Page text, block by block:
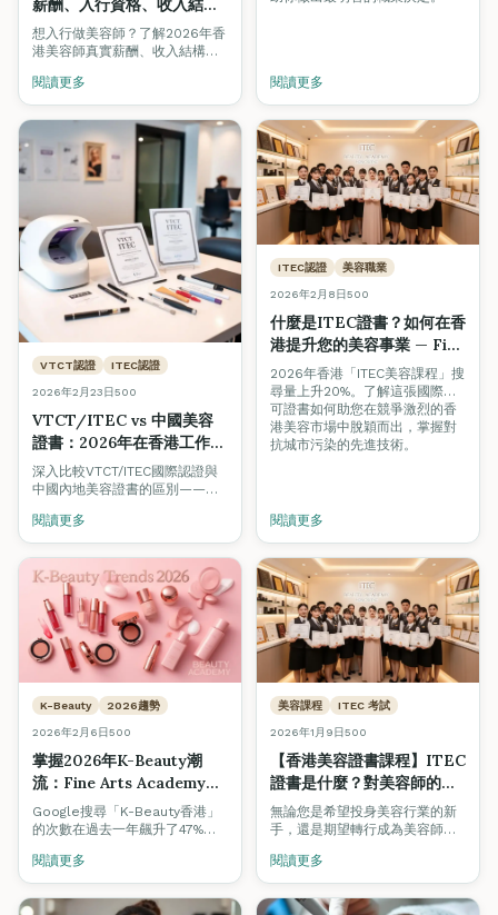
薪酬、入行資格、收入結構
全面拆解（2026求職指南）
想入行做美容師？了解2026年香
港美容師真實薪酬、收入結構
格、晉升路線及行業前景，助應
屆畢業生及轉行者做出明智決
定。
閱讀更多 閱讀更多
VTCT認證 ITEC認證
2026年2月23日500
VTCT/ITEC vs 中國美容
證書：2026年在香港工作哪
個更好？
深入比較VTCT/ITEC國際認證與
中國內地美容證書的區別——涵
及香港雇主偏好。了解為什麼越
來越多內地美容專業人士選擇在
觀塘Fine Arts Academy取得國
際資格。
閱讀更多
ITEC認證 美容職業
2026年2月8日500
什麼是ITEC證書？如何在香
港提升您的美容事業 — Fine
Arts Academy專業解讀
2026年香港「ITEC美容課程」搜
尋量上升20%。了解這張國際認
可證書如何助您在競爭激烈的香
港美容市場中脫穎而出，掌握對
抗城市污染的先進技術。
閱讀更多
K-Beauty 2026趨勢
2026年2月6日500
掌握2026年K-Beauty潮
流：Fine Arts Academy課
程如何提升您的專業技能
Google搜尋「K-Beauty香港」
的次數在過去一年飆升了47%。
新韓國美容趨勢如何重新定義香
港美容行業，以及如何透過專業
認證課程掌握這些技術。
閱讀更多
美容課程 ITEC 考試
2026年1月9日500
【香港美容證書課程】ITEC
證書是什麼？對美容師的職
涯有幫助嗎？
無論您是希望投身美容行業的新
手，還是期望轉行成為美容師的
程時，證書的認受性至關重要。
閱讀更多